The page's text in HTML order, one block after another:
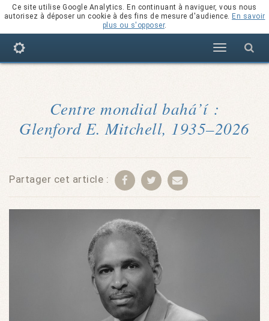
Ce site utilise Google Analytics. En continuant à naviguer, vous nous
autorisez à déposer un cookie à des fins de mesure d'audience. En savoir
plus ou s'opposer.
Navigation
Centre mondial bahá’í :
Glenford E. Mitchell, 1935–2026
Partager cet article :